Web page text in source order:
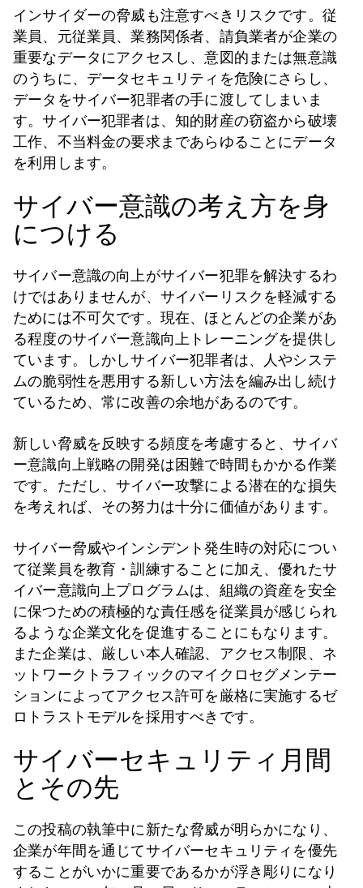
インサイダーの脅威も注意すべきリスクです。従
業員、元従業員、業務関係者、請負業者が企業の
重要なデータにアクセスし、意図的または無意識
のうちに、データセキュリティを危険にさらし、
データをサイバー犯罪者の手に渡してしまいま
す。サイバー犯罪者は、知的財産の窃盗から破壊
工作、不当料金の要求まであらゆることにデータ
を利用します。
サイバー意識の考え方を身
につける
サイバー意識の向上がサイバー犯罪を解決するわ
けではありませんが、サイバーリスクを軽減する
ためには不可欠です。現在、ほとんどの企業があ
る程度のサイバー意識向上トレーニングを提供し
ています。しかしサイバー犯罪者は、人やシステ
ムの脆弱性を悪用する新しい方法を編み出し続け
ているため、常に改善の余地があるのです。
新しい脅威を反映する頻度を考慮すると、サイバ
ー意識向上戦略の開発は困難で時間もかかる作業
です。ただし、サイバー攻撃による潜在的な損失
を考えれば、その努力は十分に価値があります。
サイバー脅威やインシデント発生時の対応につい
て従業員を教育・訓練することに加え、優れたサ
イバー意識向上プログラムは、組織の資産を安全
に保つための積極的な責任感を従業員が感じられ
るような企業文化を促進することにもなります。
また企業は、厳しい本人確認、アクセス制限、ネ
ットワークトラフィックのマイクロセグメンテー
ションによってアクセス許可を厳格に実施するゼ
ロトラストモデルを採用すべきです。
サイバーセキュリティ月間
とその先
この投稿の執筆中に新たな脅威が明らかになり、
企業が年間を通じてサイバーセキュリティを優先
することがいかに重要であるかが浮き彫りになり